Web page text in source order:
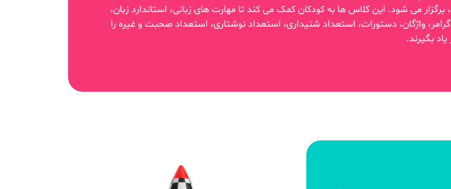
برگزار می شود. این کلاس ها به کودکان کمک می کند تا مهارت های زبانی، استاندارد زبان،
واژگان، دستورات، استعداد شنیداری، استعداد نوشتاری، استعداد صحبت و غیره را
بگیرند.